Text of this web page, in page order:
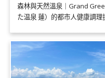
森林與天然溫泉｜Grand
た温泉 蓮）的都市人健康調理